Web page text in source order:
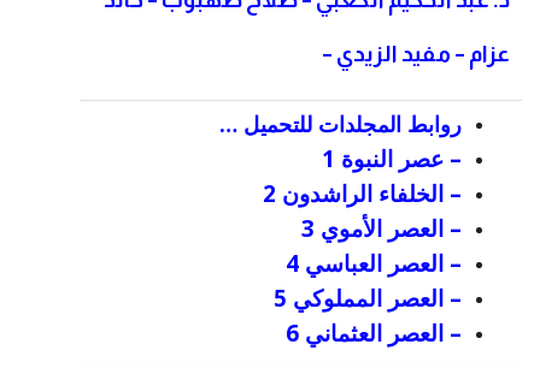
عزام – مفيد الزيدي –
روابط المجلدات للتحميل …
– عصر النبوة 1
– الخلفاء الراشدون 2
– العصر الأموي 3
– العصر العباسي 4
– العصر المملوكي 5
– العصر العثماني 6